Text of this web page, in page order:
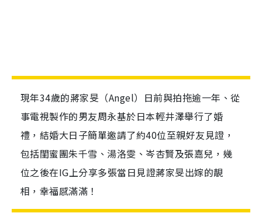
現年34歲的蔣家旻（Angel）日前與拍拖逾一年、從
事電視製作的男友周永基於日本輕井澤舉行了婚
禮，結婚大日子簡單邀請了約40位至親好友見證，
包括閨蜜團朱千雪、湯洛雯、岑杏賢及張嘉兒，幾
位之後在IG上分享多張當日見證蔣家旻出嫁的靚
相，幸福感滿滿！